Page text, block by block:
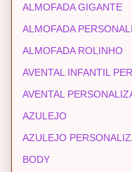
ALMOFADA GIGANTE
ALMOFADA
ALMOFADA ROLINHO
AVENTAL INFANTIL
AVENTAL
AZULEJO
AZULEJO
BODY